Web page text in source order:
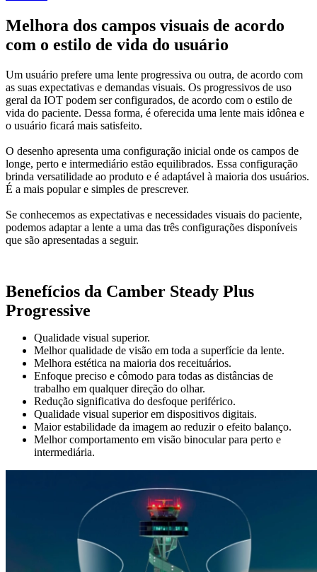
Melhora dos campos visuais de acordo
com o estilo de vida do usuário
Um usuário prefere uma lente progressiva ou outra, de acordo com
as suas expectativas e demandas visuais. Os progressivos de uso
geral da IOT podem ser configurados, de acordo com o estilo de
vida do paciente. Dessa forma, é oferecida uma lente mais idônea e
o usuário ficará mais satisfeito.
O desenho apresenta uma configuração inicial onde os campos de
longe, perto e intermediário estão equilibrados. Essa configuração
brinda versatilidade ao produto e é adaptável à maioria dos usuários.
É a mais popular e simples de prescrever.
Se conhecemos as expectativas e necessidades visuais do paciente,
podemos adaptar a lente a uma das três configurações disponíveis
que são apresentadas a seguir.
Benefícios da Camber Steady Plus
Progressive
Qualidade visual superior.
Melhor qualidade de visão em toda a superfície da lente.
Melhora estética na maioria dos receituários.
Enfoque preciso e cômodo para todas as distâncias de
trabalho em qualquer direção do olhar.
Redução significativa do desfoque periférico.
Qualidade visual superior em dispositivos digitais.
Maior estabilidade da imagem ao reduzir o efeito balanço.
Melhor comportamento em visão binocular para perto e
intermediária.